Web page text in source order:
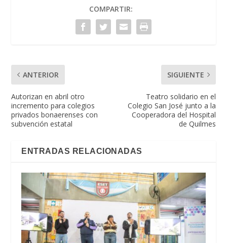
COMPARTIR:
ANTERIOR
Autorizan en abril otro
incremento para colegios
privados bonaerenses con
subvención estatal
SIGUIENTE
Teatro solidario en el
Colegio San José junto a la
Cooperadora del Hospital
de Quilmes
ENTRADAS RELACIONADAS